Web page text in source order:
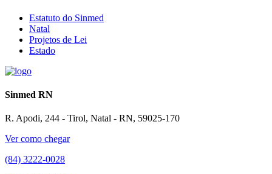
Estatuto do Sinmed
Natal
Projetos de Lei
Estado
Sinmed RN
R. Apodi, 244 - Tirol, Natal - RN, 59025-170
Ver como chegar
(84) 3222-0028